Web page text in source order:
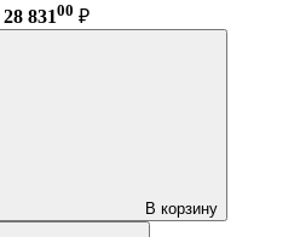
28 83100 ₽
В корзину